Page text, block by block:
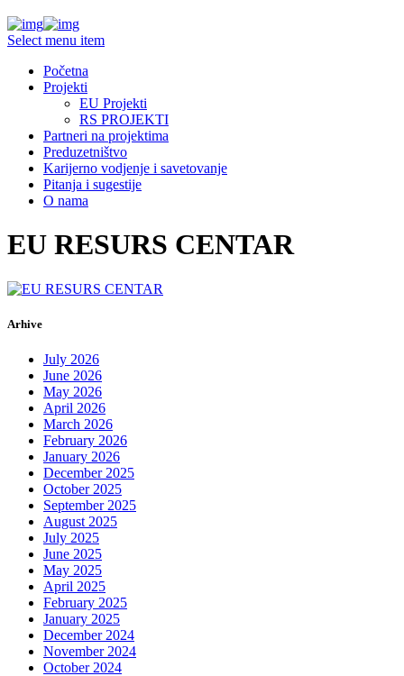
Select menu item
Početna
Projekti
EU Projekti
RS PROJEKTI
Partneri na projektima
Preduzetništvo
Karijerno vodjenje i savetovanje
Pitanja i sugestije
O nama
EU RESURS CENTAR
Arhive
July 2026
June 2026
May 2026
April 2026
March 2026
February 2026
January 2026
December 2025
October 2025
September 2025
August 2025
July 2025
June 2025
May 2025
April 2025
February 2025
January 2025
December 2024
November 2024
October 2024